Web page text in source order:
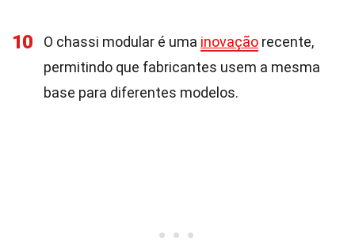
10 O chassi modular é uma inovação recente,
permitindo que fabricantes usem a mesma
base para diferentes modelos.